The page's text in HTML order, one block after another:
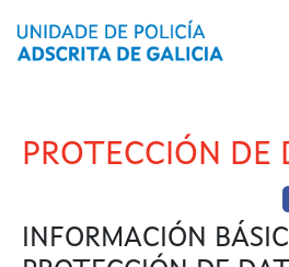
PROTECCIÓN DE
INFORMACIÓN